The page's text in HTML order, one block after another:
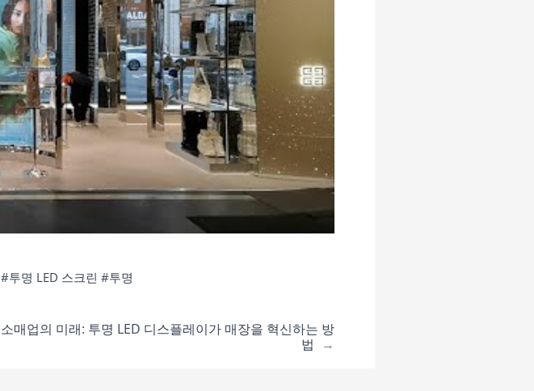
#투명 LED 스크린 #투명
소매업의 미래: 투명 LED 디스플레이가 매장을 혁신하는 방
법
→